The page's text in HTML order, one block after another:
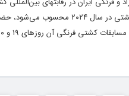
رقابت رنکینگ اتحادیه جهانی